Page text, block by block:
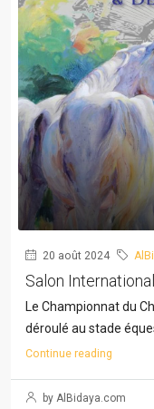
20 août 2024
Salon
Le Championnat du
déroulé au stade
Continue reading
by AlBidaya.com